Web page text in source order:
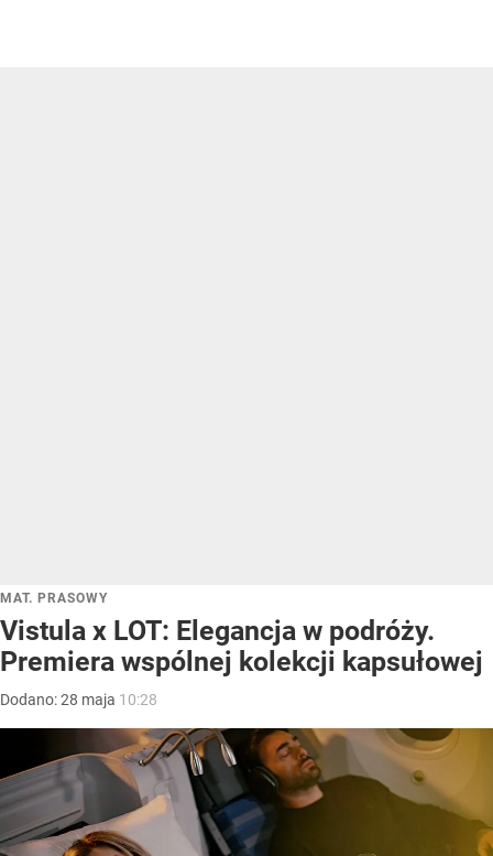
MAT. PRASOWY
Vistula x LOT: Elegancja w podróży.
Premiera wspólnej kolekcji kapsułowej
Dodano:28 maja 10:28